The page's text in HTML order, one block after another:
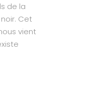
de la
Cet
vient